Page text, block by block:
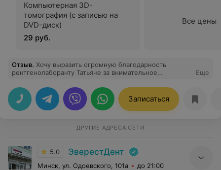
Компьютерная 3D-
томография (с записью на
DVD-диск)
29 руб.
Все цены
Отзыв. Хочу выразить огромную благодарность
рентгенолаборанту Татьяне за внимательное
чуткость. Спасибо за качественный подход и внимание
к деталям!
Еще
Записаться
ДРУГИЕ АДРЕСА СЕТИ
5.0 ЭверестДент
Минск, ул. Одоевского, 101а до 21:00